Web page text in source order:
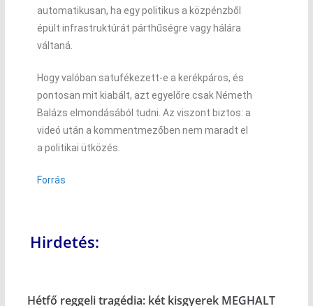
automatikusan, ha egy politikus a közpénzből
épült infrastruktúrát párthűségre vagy hálára
váltaná.
Hogy valóban satufékezett-e a kerékpáros, és
pontosan mit kiabált, azt egyelőre csak Németh
Balázs elmondásából tudni. Az viszont biztos: a
videó után a kommentmezőben nem maradt el
a politikai ütközés.
Forrás
Hirdetés:
Hétfő reggeli tragédia: két kisgyerek MEGHALT